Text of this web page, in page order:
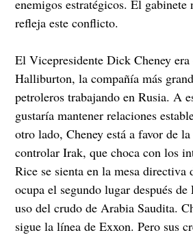
enemigos estratégicos. El gabinete
refleja este conflicto.
El Vicepresidente Dick Cheney
Halliburton, la compañía más
petroleros trabajando en Rusia. A
gustaría mantener relaciones
otro lado, Cheney está a favor de
controlar Irak, que choca con los
Rice se sienta en la mesa directiva
ocupa el segundo lugar después
uso del crudo de Arabia Saudita.
sigue la línea de Exxon. Pero sus